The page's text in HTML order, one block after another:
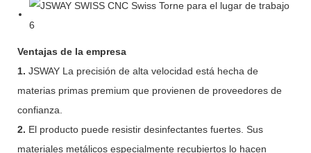
Ventajas de la empresa
1. JSWAY La precisión de alta velocidad está hecha de
materias primas premium que provienen de proveedores de
confianza.
2. El producto puede resistir desinfectantes fuertes. Sus
materiales metálicos especialmente recubiertos lo hacen